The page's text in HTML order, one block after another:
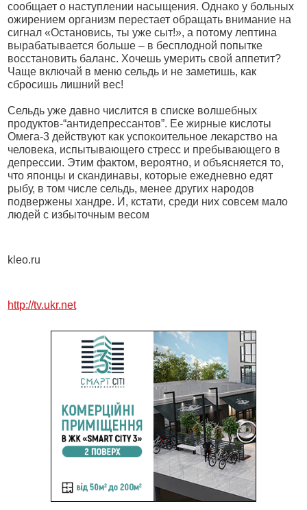
сообщает о наступлении насыщения. Однако у больных
ожирением организм перестает обращать внимание на
сигнал «Остановись, ты уже сыт!», а потому лептина
вырабатывается больше – в бесплодной попытке
восстановить баланс. Хочешь умерить свой аппетит?
Чаще включай в меню сельдь и не заметишь, как
сбросишь лишний вес!
Сельдь уже давно числится в списке волшебных
продуктов-“антидепрессантов”. Ее жирные кислоты
Омега-3 действуют как успокоительное лекарство на
человека, испытывающего стресс и пребывающего в
депрессии. Этим фактом, вероятно, и объясняется то,
что японцы и скандинавы, которые ежедневно едят
рыбу, в том числе сельдь, менее других народов
подвержены хандре. И, кстати, среди них совсем мало
людей с избыточным весом
kleo.ru
http://tv.ukr.net